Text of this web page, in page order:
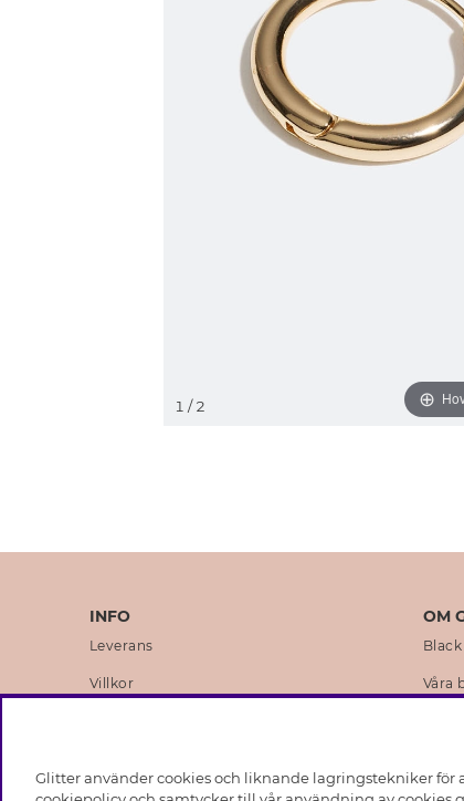
1 / 2
INFO
Leverans
Villkor
Medlemsvillkor
OM
Våra
Glitter använder cookies och liknande lagringstekniker